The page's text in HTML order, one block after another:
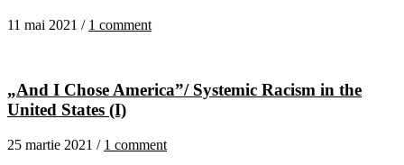
11 mai 2021 / 1 comment
„And I Chose America”/ Systemic Racism in the
United States (I)
25 martie 2021 / 1 comment